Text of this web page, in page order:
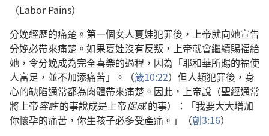
（Labor Pains）
分娩經歷的痛楚。第一個女人夏娃犯罪後，上帝就向她宣告
分娩必帶來痛楚。如果夏娃沒有反叛，上帝就會繼續賜福給
她，令分娩成為完全喜樂的過程，因為「耶和華所賜的福使
人富足，並不加添痛苦」。（箴10:22）但人類犯罪後，身
心的缺陷通常都為肉體帶來痛楚。因此，上帝說（聖經通常
將上帝容許的事說成是上帝促成的事）：「我要大大增加
你懷孕的痛苦，你生孩子必多受產痛。」（創3:16）